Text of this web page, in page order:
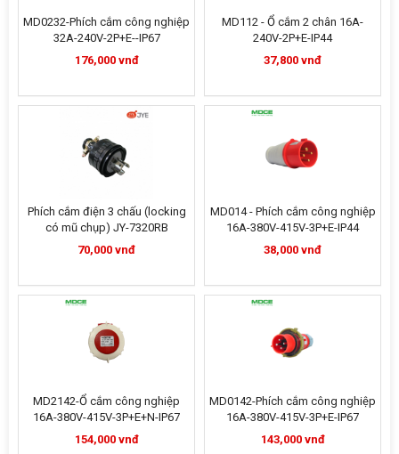
MD0232-Phích cắm công nghiệp
32A-240V-2P+E--IP67
176,000 vnđ
MD112 - Ổ cắm 2 chân 16A-
240V-2P+E-IP44
37,800 vnđ
Phích cắm điện 3 chấu (locking
có mũ chụp) JY-7320RB
70,000 vnđ
MD014 - Phích cắm công nghiệp
16A-380V-415V-3P+E-IP44
38,000 vnđ
MD2142-Ổ cắm công nghiệp
16A-380V-415V-3P+E+N-IP67
154,000 vnđ
MD0142-Phích cắm công nghiệp
16A-380V-415V-3P+E-IP67
143,000 vnđ